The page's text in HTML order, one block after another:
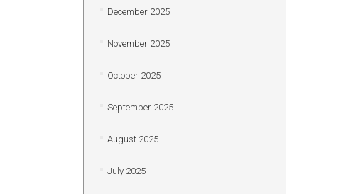
December 2025
November 2025
October 2025
September 2025
August 2025
July 2025